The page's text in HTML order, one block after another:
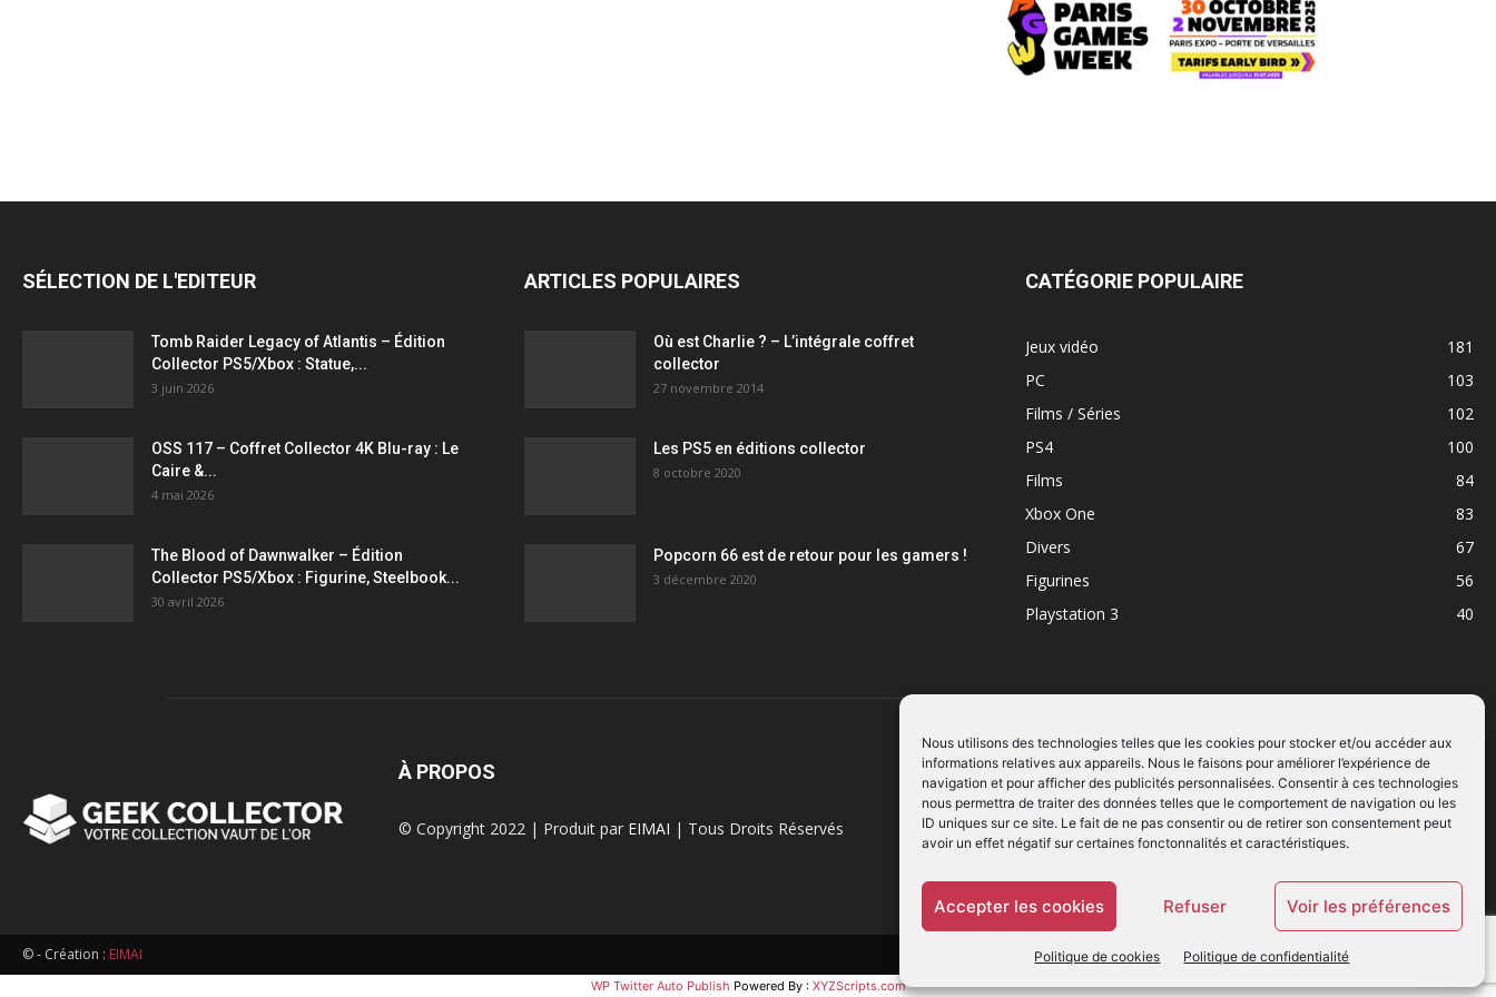
Nous utilisons des technologies telles que les cookies pour stocker et/ou accéder aux
informations relatives aux appareils. Nous le faisons pour améliorer l’expérience de
navigation et pour afficher des publicités personnalisées. Consentir à ces technologies
nous permettra de traiter des données telles que le comportement de navigation ou les
ID uniques sur ce site. Le fait de ne pas consentir ou de retirer son consentement peut
avoir un effet négatif sur certaines fonctonnalités et caractéristiques.
Accepter les cookies Refuser Voir les préférences
Politique de cookies Politique de confidentialité
statuettes
SÉLECTION DE L'EDITEUR
Tomb Raider Legacy of Atlantis – Édition
Collector PS5/Xbox : Statue,...
3 juin 2026
OSS 117 – Coffret Collector 4K Blu-ray : Le
Caire &...
4 mai 2026
The Blood of Dawnwalker – Édition
Collector PS5/Xbox : Figurine, Steelbook...
30 avril 2026
ARTICLES POPULAIRES
Où est Charlie ? – L’intégrale coffret
collector
27 novembre 2014
Les PS5 en éditions collector
8 octobre 2020
Popcorn 66 est de retour pour les gamers !
3 décembre 2020
CATÉGORIE POPULAIRE
Jeux vidéo
181
PC
103
Films / Séries
102
PS4
100
Films
84
Xbox One
83
Divers
67
Figurines
56
Playstation 3
40
À PROPOS
© Copyright 2022 | Produit par EIMAI | Tous Droits Réservés
SUIVEZ NOUS
© - Création : EIMAI
WP Twitter Auto Publish Powered By : XYZScripts.com